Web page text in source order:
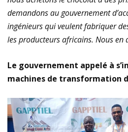
demandons au gouvernement
ingénieurs qui veulent fabriquer
les producteurs africains. Nous en
Le gouvernement appelé à
machines de transformation